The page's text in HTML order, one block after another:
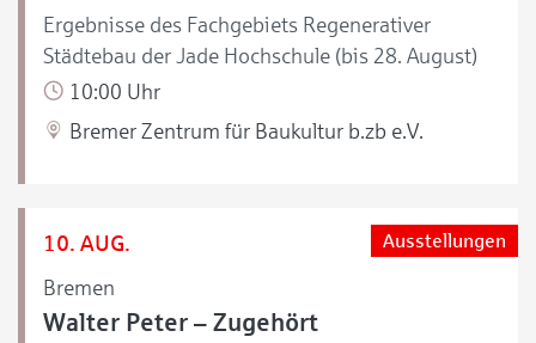
Ergebnisse des Fachgebiets Regenerativer
Städtebau der Jade Hochschule (bis 28. August)
10:00 Uhr
Bremer Zentrum für Baukultur b.zb e.V.
10. AUG.
Bremen
Ausstellungen
Walter Peter – Zugehört